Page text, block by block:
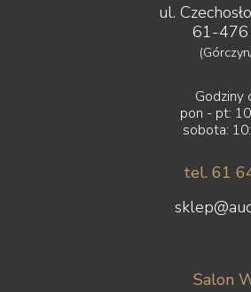
ul.
61-476
Godziny
pon - pt:
sobota:
tel. 61
Salon